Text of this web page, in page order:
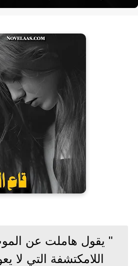
" يقول هاملت عن
اللامكتشفة التي لا